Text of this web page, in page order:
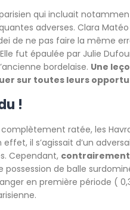
qui incluait
adverses. Clara
de ne pas faire la même
fut épaulée par Julie
bordelaise. Une
sur toutes leurs
!
ratée, les
il s’agissait d’un
Cependant, contrairement
possession de balle
en première période (